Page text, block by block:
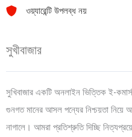
ওয়্যারেন্টি উপলব্ধ নয়
সুখীবাজার
সুখিবাজার একটি অনলাইন ভিত্তিক ই-
গুনগত মানের আসল পন্যের নিশ্চয়তা নিয়ে
নাগালে। আমরা প্রতিশ্রুতি দিচ্ছি